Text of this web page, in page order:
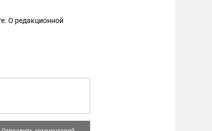
О редакционной